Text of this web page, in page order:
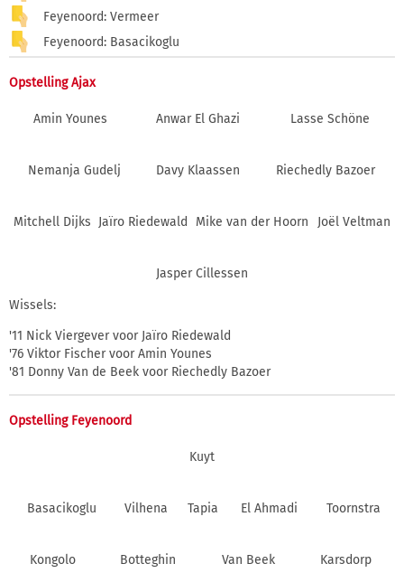
Feyenoord: Vermeer
Feyenoord: Basacikoglu
Opstelling Ajax
Amin Younes Anwar El Ghazi Lasse Schöne
Nemanja Gudelj Davy Klaassen Riechedly Bazoer
Mitchell Dijks Jaïro Riedewald Mike van der Hoorn Joël Veltman
Jasper Cillessen
Wissels:
'11 Nick Viergever voor Jaïro Riedewald
'76 Viktor Fischer voor Amin Younes
'81 Donny Van de Beek voor Riechedly Bazoer
Opstelling Feyenoord
Kuyt
Basacikoglu Vilhena Tapia El Ahmadi Toornstra
Kongolo Botteghin Van Beek Karsdorp